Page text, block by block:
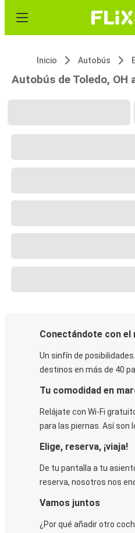
Inicio Autobús
Autobús de Toledo, OH
Conectándote con el
Un sinfín de
destinos en más de 40
Tu comodidad en
Relájate con Wi-Fi
para las piernas. Así son
Elige, reserva, ¡viaja!
De tu pantalla a tu
reserva, nosotros nos
Vamos juntos
¿Por qué añadir otro